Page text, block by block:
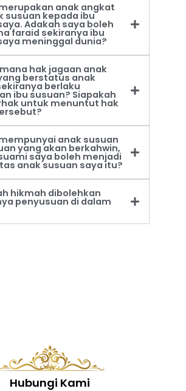
merupakan anak angkat
susuan kepada ibu
Adakah saya boleh
faraid sekiranya ibu
meninggal dunia?
hak jagaan anak
berstatus anak
berlaku
ibu susuan? Siapakah
untuk menuntut hak
mempunyai anak susuan
yang akan berkahwin,
saya boleh menjadi
anak susuan saya itu?
hikmah dibolehkan
penyusuan di dalam
Hubungi Kami